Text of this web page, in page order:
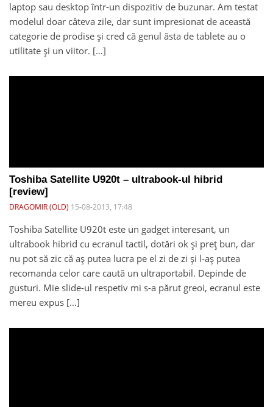
laptop sau desktop într-un dispozitiv de buzunar. Am testat
modelul doar câteva zile, dar sunt impresionat de această
categorie de prodise și cred că genul ăsta de tablete au o
utilitate și un viitor. […]
Toshiba Satellite U920t – ultrabook-ul hibrid
[review]
DRAGOMIR (OLD) 15-08-2013, 17:48
Toshiba Satellite U920t este un gadget interesant, un
ultrabook hibrid cu ecranul tactil, dotări ok și preț bun, dar
nu pot să zic că aș putea lucra pe el zi de zi și l-aș putea
recomanda celor care caută un ultraportabil. Depinde de
gusturi. Mie slide-ul respetiv mi s-a părut greoi, ecranul este
mereu expus […]